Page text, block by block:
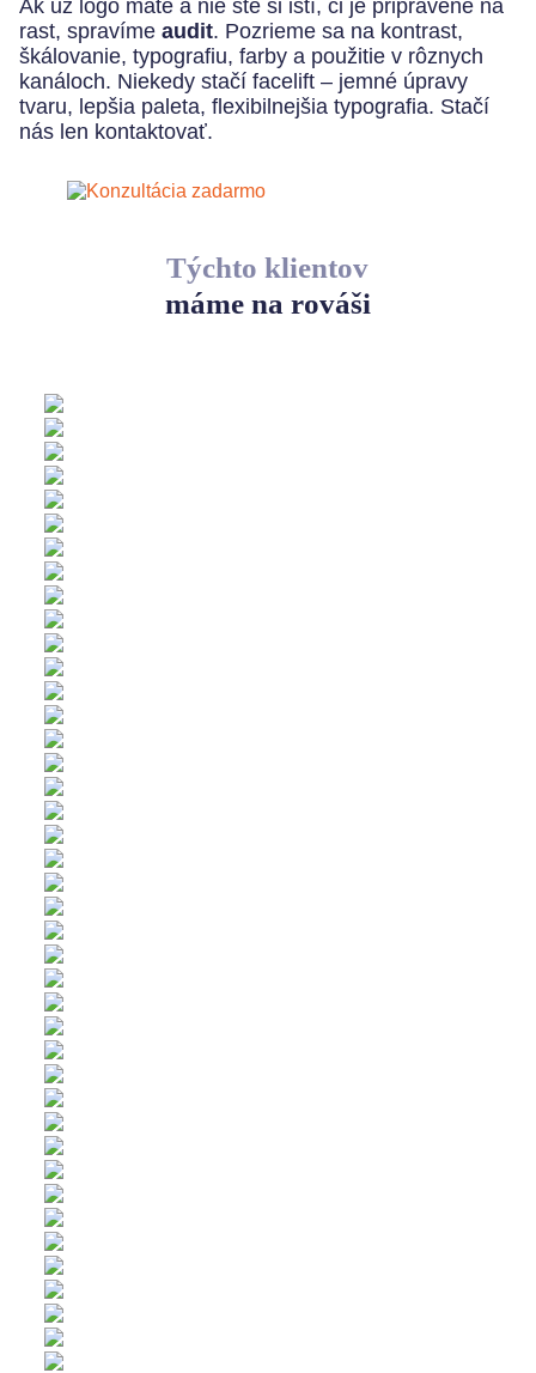
Ak už logo máte a nie ste si istí, či je pripravené na
rast, spravíme audit. Pozrieme sa na kontrast,
škálovanie, typografiu, farby a použitie v rôznych
kanáloch. Niekedy stačí facelift – jemné úpravy
tvaru, lepšia paleta, flexibilnejšia typografia. Stačí
nás len kontaktovať.
Týchto klientov
máme na rováši